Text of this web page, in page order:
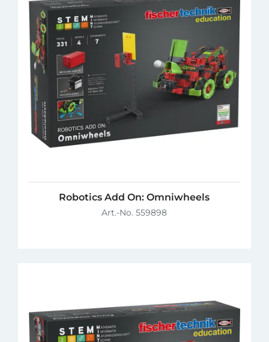
Robotics Add On: Omniwheels
Art.-No. 559898